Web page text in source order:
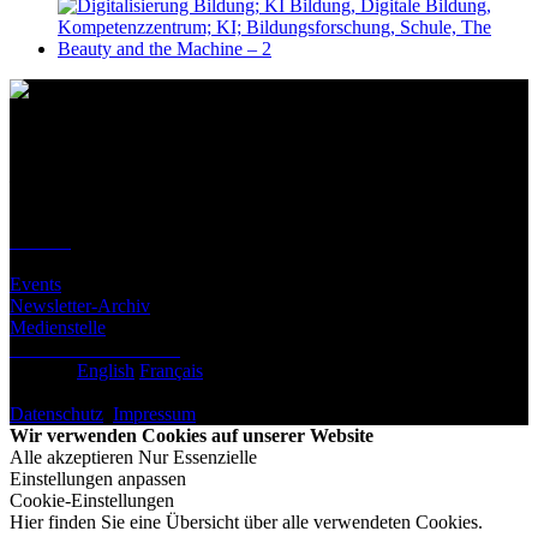
Events
Newsletter-Archiv
Medienstelle
English Français
Datenschutz Impressum
Wir verwenden Cookies auf unserer Website
Alle akzeptieren Nur Essenzielle
Einstellungen anpassen
Cookie-Einstellungen
Hier finden Sie eine Übersicht über alle verwendeten Cookies.